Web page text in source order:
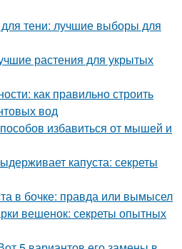
тени: лучшие выборы для
растения для укрытых
как правильно строить
вод
избавиться от мышей и
капуста: секреты
в бочке: правда или вымысел
вешенок: секреты опытных